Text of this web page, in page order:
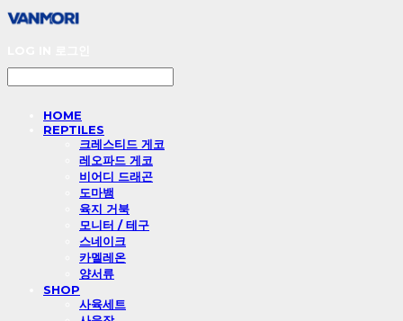
HOME
REPTILES
크레스티드 게코
레오파드 게코
비어디 드래곤
도마뱀
육지 거북
모니터 / 테구
스네이크
카멜레온
양서류
SHOP
사육세트